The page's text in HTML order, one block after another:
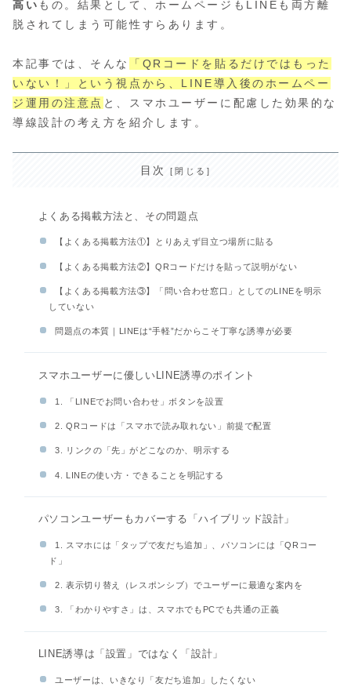
高い もの。結果として、ホームページもLINEも両方離
脱されてしまう可能性すらあります。
本記事では、そんな
「QRコードを貼るだけではもった
いない！」という視点から、LINE導入後のホームペー
ジ運用の注意点 と、スマホユーザーに配慮した効果的な
導線設計の考え方を紹介します。
目次
よくある掲載方法と、その問題点
【よくある掲載方法①】とりあえず目立つ場所に貼る
【よくある掲載方法②】QRコードだけを貼って説明がない
【よくある掲載方法③】「問い合わせ窓口」としてのLINEを明示
していない
問題点の本質｜LINEは“手軽”だからこそ丁寧な誘導が必要
スマホユーザーに優しいLINE誘導のポイント
1. 「LINEでお問い合わせ」ボタンを設置
2. QRコードは「スマホで読み取れない」前提で配置
3. リンクの「先」がどこなのか、明示する
4. LINEの使い方・できることを明記する
パソコンユーザーもカバーする「ハイブリッド設計」
1. スマホには「タップで友だち追加」、パソコンには「QRコー
ド」
2. 表示切り替え（レスポンシブ）でユーザーに最適な案内を
3. 「わかりやすさ」は、スマホでもPCでも共通の正義
LINE誘導は「設置」ではなく「設計」
ユーザーは、いきなり「友だち追加」したくない